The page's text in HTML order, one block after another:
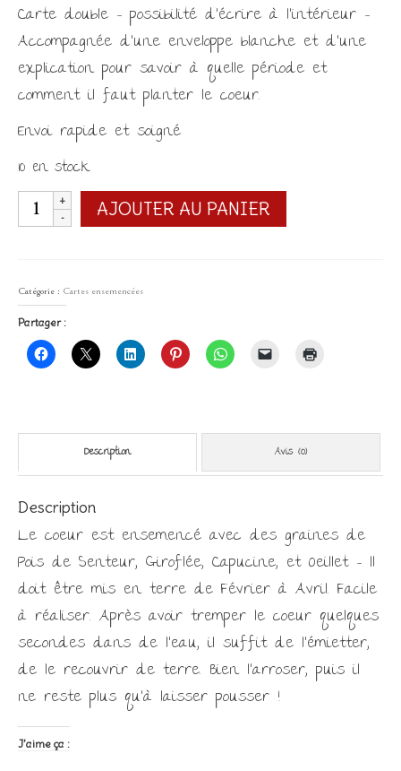
Carte double – possibilité d’écrire à l’intérieur –
Accompagnée d’une enveloppe blanche et d’une
explication pour savoir à quelle période et
comment il faut planter le coeur.
Envoi rapide et soigné
10 en stock
quantité
de
de
voeux
ensemencée
AJOUTER AU PANIER
Catégorie : Cartes ensemencées
Partager :
Description Avis (0)
Description
Le coeur est ensemencé avec des graines de
Pois de Senteur, Giroflée, Capucine, et Oeillet – Il
doit être mis en terre de Février à Avril. Facile
à réaliser. Après avoir tremper le coeur quelques
secondes dans de l’eau, il suffit de l’émietter,
de le recouvrir de terre. Bien l’arroser, puis il
ne reste plus qu’à laisser pousser !
J’aime ça :